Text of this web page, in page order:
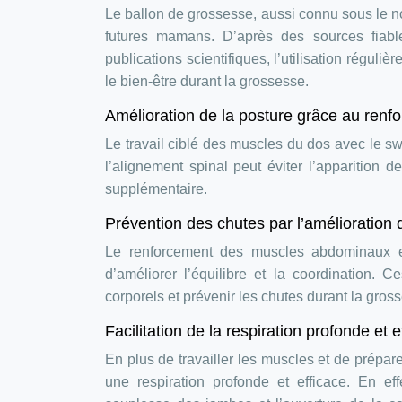
Le ballon de grossesse, aussi connu sous le
futures mamans. D’après des sources
publications scientifiques, l’utilisation
le bien-être durant la grossesse.
Amélioration de la posture grâce au
Le travail ciblé des muscles du dos avec le
l’alignement spinal peut éviter l’apparition
supplémentaire.
Prévention des chutes par l’amélioration
Le renforcement des muscles
d’améliorer l’équilibre et la coordination.
corporels et prévenir les chutes durant la
Facilitation de la respiration profonde et
En plus de travailler les muscles et de
une respiration profonde et efficace. En